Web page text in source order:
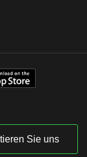
Sie uns